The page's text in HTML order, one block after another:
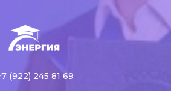
(922) 245 81 69